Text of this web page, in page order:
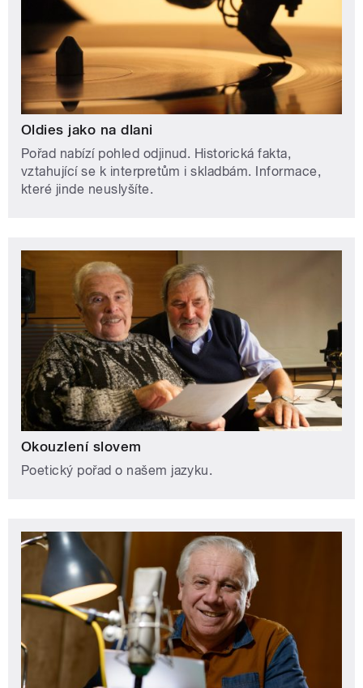
Oldies jako na dlani
Pořad nabízí pohled odjinud. Historická fakta,
vztahující se k interpretům i skladbám. Informace,
které jinde neuslyšíte.
Okouzlení slovem
Poetický pořad o našem jazyku.